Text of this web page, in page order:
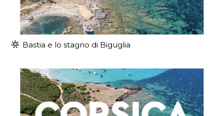
Bastia e lo stagno di Biguglia